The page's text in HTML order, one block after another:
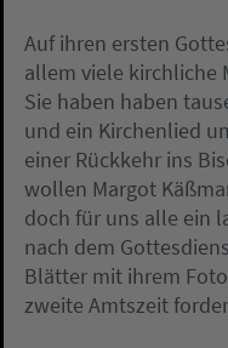
Auf ihren ersten
allem viele kirchliche
Sie haben haben
und ein Kirchenlied
einer Rückkehr ins
wollen Margot
doch für uns alle ein
nach dem
Blätter mit ihrem
zweite Amtszeit